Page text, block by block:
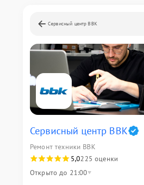
Сервисный центр BBK
Сервисный центр BBK
Ремонт техники BBK
5,0225 оценки
Открыто до 21:00